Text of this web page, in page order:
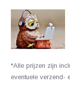
*Alle prijzen zijn
eventuele verzend-